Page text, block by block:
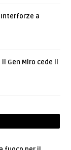
Interforze a
Gen Miro cede il